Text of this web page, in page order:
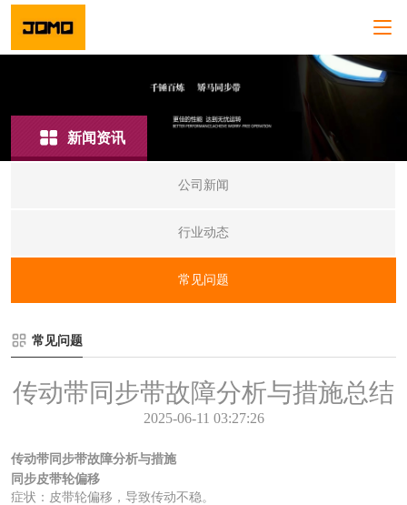
新闻资讯
公司新闻
行业动态
常见问题
常见问题
传动带同步带故障分析与措施总结
2025-06-11 03:27:26
传动带同步带故障分析与措施
同步皮带轮偏移
症状：皮带轮偏移，导致传动不稳。